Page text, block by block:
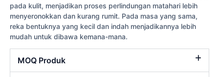
pada kulit, menjadikan proses perlindungan matahari lebih
menyeronokkan dan kurang rumit. Pada masa yang sama,
reka bentuknya yang kecil dan indah menjadikannya lebih
mudah untuk dibawa kemana-mana.
MOQ Produk